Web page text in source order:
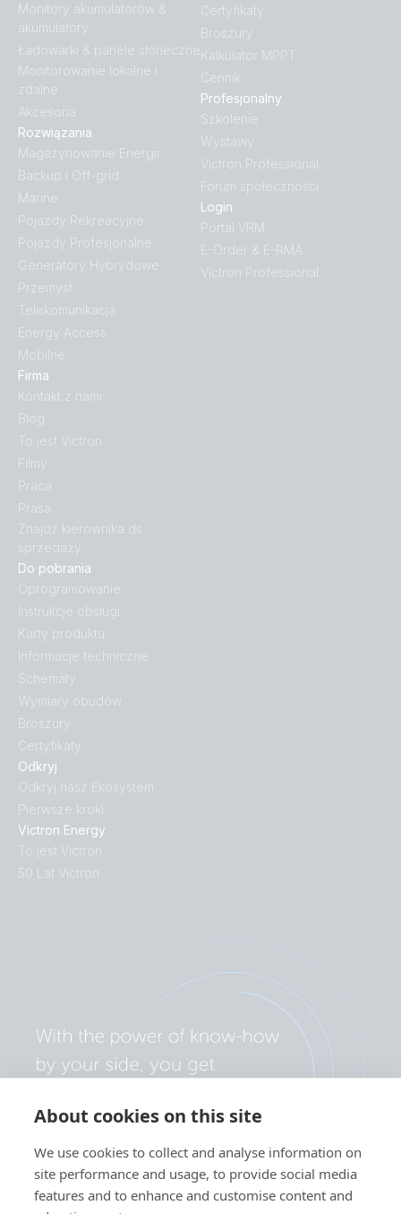
About cookies on this site
We use cookies to collect and analyse information on
site performance and usage, to provide social media
features and to enhance and customise content and
Monitory akumulatorów &
akumulatory
Ładowarki & panele słoneczne
Monitorowanie lokalne i
zdalne
Akcesoria
Odkryj
Odkryj nasz Ekosystem
Pierwsze kroki
Victron Energy
To jest Victron
50 Lat Victron
Do pobrania
Oprogramowanie
Instrukcje obsługi
Karty produktu
Informacje techniczne
Schematy
Wymiary obudów
Broszury
Certyfikaty
Rozwiązania
Magazynowanie Energii
Backup i Off-grid
Marine
Pojazdy Rekreacyjne
Pojazdy Profesjonalne
Generatory Hybrydowe
Przemysł
Telekomunikacja
Energy Access
Mobilne
Firma
Kontakt z nami
Blog
To jest Victron
Filmy
Praca
Prasa
Znajdź kierownika ds.
sprzedaży
Certyfikaty
Broszury
Kalkulator MPPT
Cennik
Profesjonalny
Szkolenie
Wystawy
Victron Professional
Forum społeczności
Login
Portal VRM
E-Order & E-RMA
Victron Professional